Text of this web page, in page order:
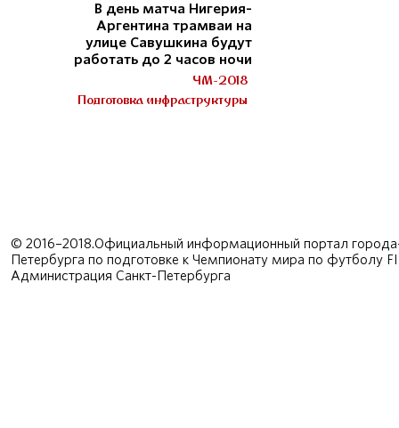
В день матча Нигерия-
Аргентина трамваи на
улице Савушкина будут
работать до 2 часов ночи
ЧМ-2018
Подготовка инфраструктуры
© 2016–2018.Официальный информационный портал
Петербурга по подготовке к Чемпионату мира по футболу
Администрация Санкт-Петербурга